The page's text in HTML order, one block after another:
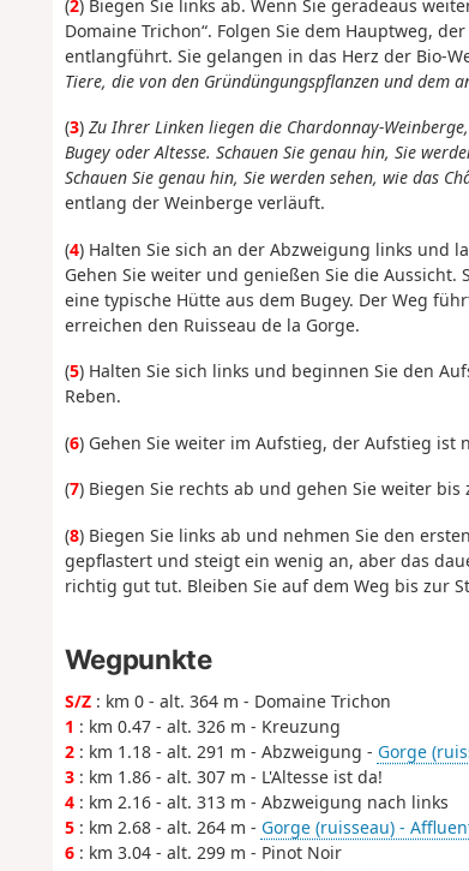
(2) Biegen Sie links ab. Wenn Sie geradeaus
Domaine Trichon“. Folgen Sie dem Hauptweg,
entlangführt. Sie gelangen in das Herz der Bio-
Tiere, die von den Gründüngungspflanzen und dem
(3) Zu Ihrer Linken liegen die Chardonnay-
Bugey oder Altesse. Schauen Sie genau hin, Sie
Schauen Sie genau hin, Sie werden sehen, wie das
entlang der Weinberge verläuft.
(4) Halten Sie sich an der Abzweigung links und
Gehen Sie weiter und genießen Sie die
eine typische Hütte aus dem Bugey. Der Weg
erreichen den Ruisseau de la Gorge.
(5) Halten Sie sich links und beginnen Sie den
Reben.
(6) Gehen Sie weiter im Aufstieg, der Aufstieg ist
(7) Biegen Sie rechts ab und gehen Sie weiter bis
(8) Biegen Sie links ab und nehmen Sie den
gepflastert und steigt ein wenig an, aber das
richtig gut tut. Bleiben Sie auf dem Weg bis zur
Wegpunkte
S/Z: km 0 - alt. 364 m - Domaine Trichon
1 : km 0.47 - alt. 326 m - Kreuzung
2: km 1.18 - alt. 291 m - Abzweigung - Gorge
3: km 1.86 - alt. 307 m - L'Altesse ist da!
4: km 2.16 - alt. 313 m - Abzweigung nach links
5: km 2.68 - alt. 264 m - Gorge (ruisseau) -
6: km 3.04 - alt. 299 m - Pinot Noir